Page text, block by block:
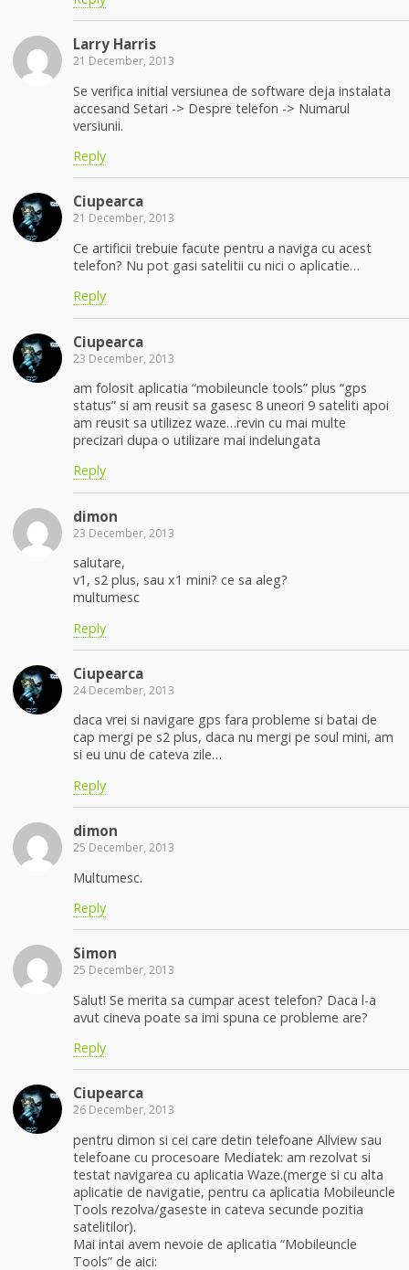
Larry Harris
21 December, 2013
Se verifica initial versiunea de software deja instalata
accesand Setari -> Despre telefon -> Numarul
versiunii.
Reply
Ciupearca
21 December, 2013
Ce artificii trebuie facute pentru a naviga cu acest
telefon? Nu pot gasi satelitii cu nici o aplicatie…
Reply
Ciupearca
23 December, 2013
am folosit aplicatia “mobileuncle tools” plus “gps
status” si am reusit sa gasesc 8 uneori 9 sateliti apoi
am reusit sa utilizez waze…revin cu mai multe
precizari dupa o utilizare mai indelungata
Reply
dimon
23 December, 2013
salutare,
v1, s2 plus, sau x1 mini? ce sa aleg?
multumesc
Reply
Ciupearca
24 December, 2013
daca vrei si navigare gps fara probleme si batai de
cap mergi pe s2 plus, daca nu mergi pe soul mini, am
si eu unu de cateva zile…
Reply
dimon
25 December, 2013
Multumesc.
Reply
Simon
25 December, 2013
Salut! Se merita sa cumpar acest telefon? Daca l-a
avut cineva poate sa imi spuna ce probleme are?
Reply
Ciupearca
26 December, 2013
pentru dimon si cei care detin telefoane Allview sau
telefoane cu procesoare Mediatek: am rezolvat si
testat navigarea cu aplicatia Waze.(merge si cu alta
aplicatie de navigatie, pentru ca aplicatia Mobileuncle
Tools rezolva/gaseste in cateva secunde pozitia
satelitilor).
Mai intai avem nevoie de aplicatia “Mobileuncle
Tools” de aici: